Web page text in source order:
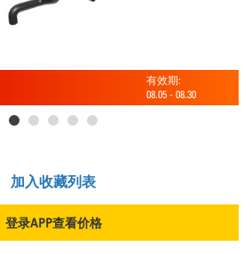
有效期:
08.05 - 08.30
加入收藏列表
登录APP查看价格